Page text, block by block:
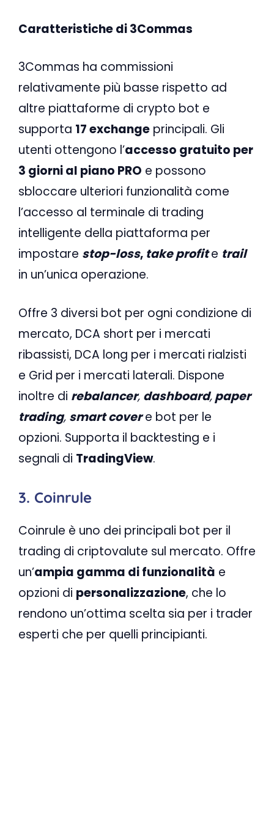
Caratteristiche di 3Commas
3Commas ha commissioni
relativamente più basse rispetto ad
altre piattaforme di crypto bot e
supporta 17 exchange principali. Gli
utenti ottengono l’accesso gratuito per
3 giorni al piano PRO e possono
sbloccare ulteriori funzionalità come
l’accesso al terminale di trading
intelligente della piattaforma per
impostare stop-loss, take profite trail
in un’unica operazione.
Offre 3 diversi bot per ogni condizione di
mercato, DCA short per i mercati
ribassisti, DCA long per i mercati rialzisti
e Grid per i mercati laterali. Dispone
inoltre di rebalancer, dashboard,paper
trading, smart covere bot per le
opzioni. Supporta il backtesting e i
segnali di TradingView.
3. Coinrule
Coinrule è uno dei principali bot per il
trading di criptovalute sul mercato. Offre
un’ampia gamma di funzionalità e
opzioni di personalizzazione, che lo
rendono un’ottima scelta sia per i trader
esperti che per quelli principianti.